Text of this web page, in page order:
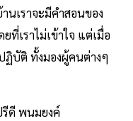
เราจะมีคำสอนของ
เราไม่เข้าใจ แต่เมื่อ
ฏิบัติ ทั้งมองผู้คนต่างๆ
ดี พนมยงค์